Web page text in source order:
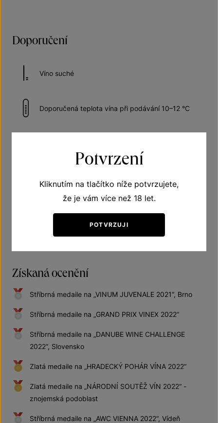
Doporučení
Víno suché
Doporučená teplota vína při podávání 10–12 °C
Vhodné k rybám
Získaná ocenění
Stříbrná medaile na „VINUM JUVENALE 2021“, Brno
Stříbrná medaile na „GRAND PRIX VINEX 2022“
Stříbrná medaile na „DANUBE WINE CHALLENGE
2022“, Slovensko
Zlatá medaile na „HRADECKÝ POHÁR VÍNA 2022“
Zlatá medaile na „NÁRODNÍ SOUTĚŽ VÍN 2022“ -
znojemská podoblast
Stříbrná medaile na „AWC VIENNA 2022“, Vídeň
Potvrzení
Kliknutím na tlačítko níže potvrzujete,
že je vám více než 18 let.
POTVRZUJI